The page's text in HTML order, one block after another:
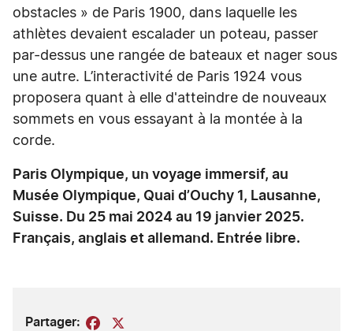
obstacles » de Paris 1900, dans laquelle les
athlètes devaient escalader un poteau, passer
par-dessus une rangée de bateaux et nager sous
une autre. L’interactivité de Paris 1924 vous
proposera quant à elle d'atteindre de nouveaux
sommets en vous essayant à la montée à la
corde.
Paris Olympique, un voyage immersif, au
Musée Olympique, Quai d’Ouchy 1, Lausanne,
Suisse. Du 25 mai 2024 au 19 janvier 2025.
Français, anglais et allemand. Entrée libre.
Partager: Facebook